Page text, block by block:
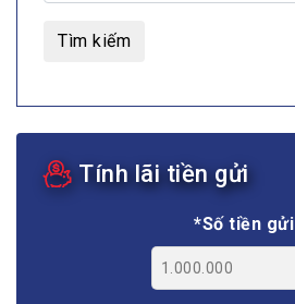
Tìm kiếm
Tính lãi tiền gửi
*Số tiền gửi